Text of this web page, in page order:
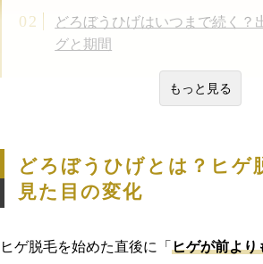
どろぼうひげはいつまで続く？
グと期間
もっと見る
どろぼうひげとは？ヒゲ
見た目の変化
ヒゲ脱毛を始めた直後に「 ヒゲが前より